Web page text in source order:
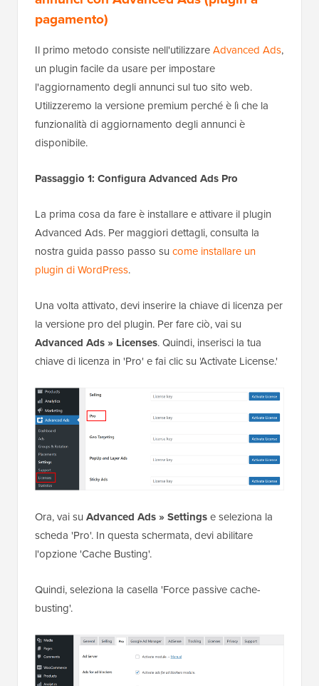
pagamento)
Il primo metodo consiste nell'utilizzareAdvanced Ads,
un plugin facile da usare per impostare
l'aggiornamento degli annunci sul tuo sito web.
Utilizzeremo la versione premium perché è lì che la
funzionalità di aggiornamento degli annunci è
disponibile.
Passaggio 1: Configura Advanced Ads Pro
La prima cosa da fare è installare e attivare il plugin
Advanced Ads. Per maggiori dettagli, consulta la
nostra guida passo passo su come installare un
plugin di WordPress.
Una volta attivato, devi inserire la chiave di licenza per
la versione pro del plugin. Per fare ciò, vai su
Advanced Ads » Licenses. Quindi, inserisci la tua
chiave di licenza in 'Pro' e fai clic su 'Activate License.'
Ora, vai su Advanced Ads » Settingse seleziona la
scheda 'Pro'. In questa schermata, devi abilitare
l'opzione 'Cache Busting'.
Quindi, seleziona la casella 'Force passive cache-
busting'.